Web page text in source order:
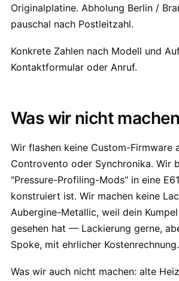
Originalplatine. Abholung Berlin /
pauschal nach Postleitzahl.
Konkrete Zahlen nach Modell und
Kontaktformular oder Anruf.
Was wir nicht machen
Wir flashen keine Custom-Firmware
Controvento oder Synchronika. Wir
"Pressure-Profiling-Mods" in eine
konstruiert ist. Wir machen keine
Aubergine-Metallic, weil dein
gesehen hat — Lackierung gerne,
Spoke, mit ehrlicher Kostenrechnung.
Was wir auch nicht machen: alte